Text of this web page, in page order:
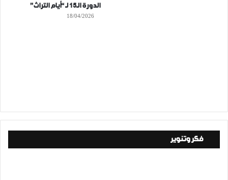
الدورة الـ15 لـ “أيام التراث”
18/04/2026
فكر وتنوير